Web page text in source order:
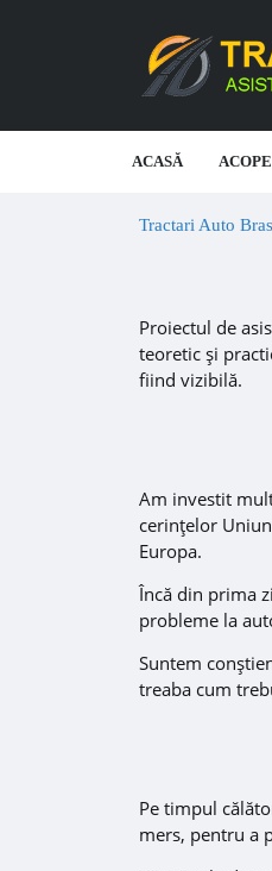
ACASĂ
Tractari Auto
Proiectul de
teoretic și
fiind vizibilă.
Am investit
cerințelor
Europa.
Încă din prima
probleme la
Suntem
treaba cum
Pe timpul
mers, pentru a